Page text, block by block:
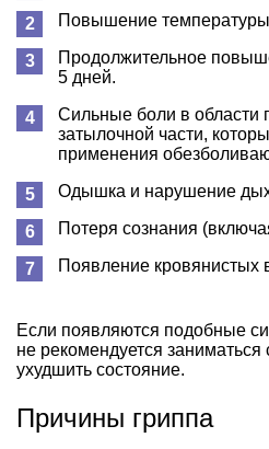
Повышение
Продолжительное
5 дней.
Сильные боли в области
затылочной части,
применения
Одышка и нарушение
Потеря сознания
Появление кровянистых
Если появляются подобные
не рекомендуется
ухудшить состояние.
Причины гриппа